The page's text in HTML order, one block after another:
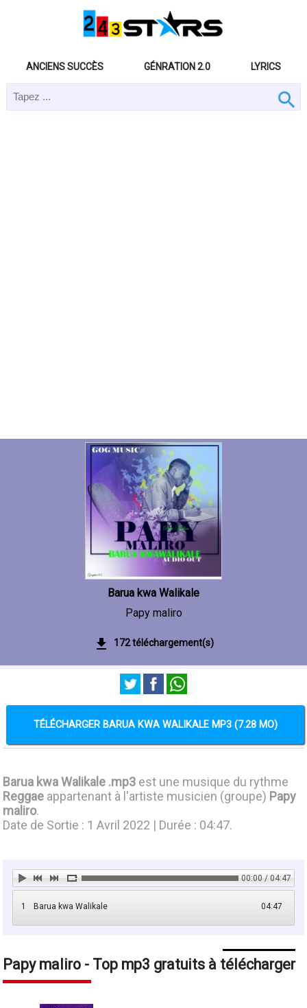
ANCIENS SUCCÈS GÉNRATION 2.0 LYRICS
Barua kwa Walikale
Papy maliro
172 téléchargement(s)
TÉLÉCHARGER BARUA KWA WALIKALE MP3 (7.28 MO)
Barua kwa Walikale .mp3 est une musique du rythme
Reggae appartenant à l'artiste musicien (groupe) Papy
maliro.
Date de Sortie : 1 Avril 2022 | Durée : 04:47.
00:00 / 04:47
1 04:47
Barua kwa Walikale
Papy maliro - Top mp3 gratuits à télécharger